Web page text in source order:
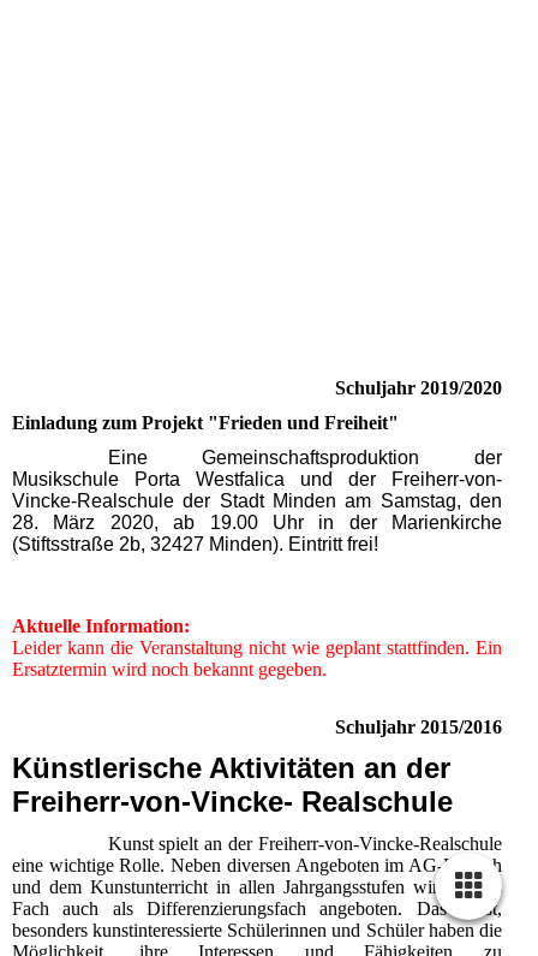
Schuljahr 2019/2020
Einladung zum Projekt "Frieden und Freiheit"
Eine Gemeinschaftsproduktion der
Musikschule Porta Westfalica und der Freiherr-von-
Vincke-Realschule der Stadt Minden am Samstag, den
28. März 2020, ab 19.00 Uhr in der Marienkirche
(Stiftsstraße 2b, 32427 Minden). Eintritt frei!
Aktuelle Information:
Leider kann die Veranstaltung nicht wie geplant stattfinden. Ein
Ersatztermin wird noch bekannt gegeben.
Schuljahr 2015/2016
Künstlerische Aktivitäten an der
Freiherr-von-Vincke- Realschule
Kunst spielt an der Freiherr-von-Vincke-Realschule
eine wichtige Rolle. Neben diversen Angeboten im AG-Bereich
und dem Kunstunterricht in allen Jahrgangsstufen wird dieses
Fach auch als Differenzierungsfach angeboten. Das heißt,
besonders kunstinteressierte Schülerinnen und Schüler haben die
Möglichkeit, ihre Interessen und Fähigkeiten zu